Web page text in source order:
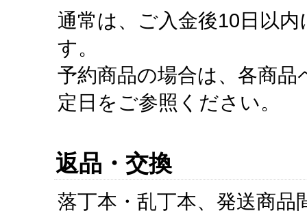
通常は、ご入金後10日以
す。
予約商品の場合は、各商品
定日をご参照ください。
返品・交換
落丁本・乱丁本、発送商品